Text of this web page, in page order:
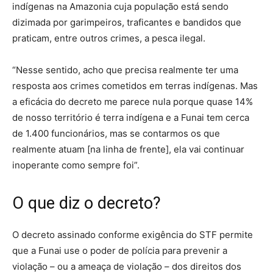
indígenas na Amazonia cuja população está sendo
dizimada por garimpeiros, traficantes e bandidos que
praticam, entre outros crimes, a pesca ilegal.
“Nesse sentido, acho que precisa realmente ter uma
resposta aos crimes cometidos em terras indígenas. Mas
a eficácia do decreto me parece nula porque quase 14%
de nosso território é terra indígena e a Funai tem cerca
de 1.400 funcionários, mas se contarmos os que
realmente atuam [na linha de frente], ela vai continuar
inoperante como sempre foi”.
O que diz o decreto?
O decreto assinado conforme exigência do STF permite
que a Funai use o poder de polícia para prevenir a
violação – ou a ameaça de violação – dos direitos dos